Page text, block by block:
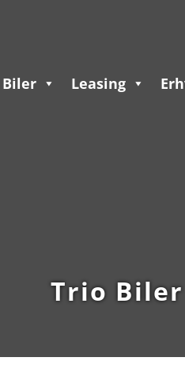
Biler Leasing
Trio